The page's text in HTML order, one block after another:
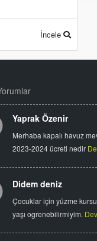
İncele
Yaprak Özenir
Merhaba kapalı havuz
2023-2024 ücreti nedir
Didem deniz
Çocuklar için yüzme
yaşı ogrenebilirmiyim.